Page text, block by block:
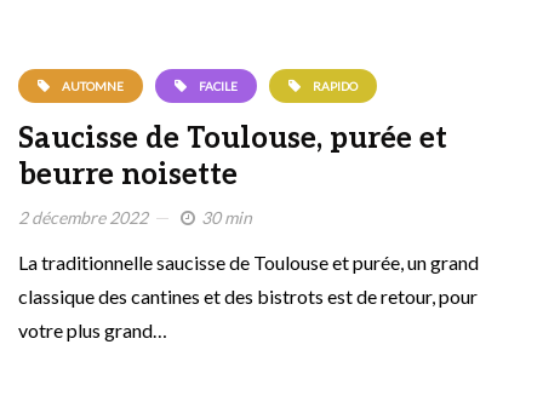
AUTOMNE FACILE RAPIDO
Saucisse de Toulouse, purée et
beurre noisette
2 décembre 2022 30 min
La traditionnelle saucisse de Toulouse et purée, un grand
classique des cantines et des bistrots est de retour, pour
votre plus grand…